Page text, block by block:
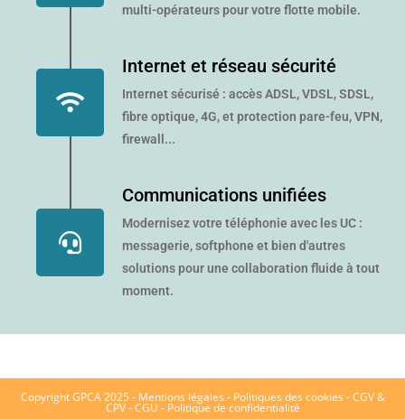
multi-opérateurs pour votre flotte mobile.
Internet et réseau sécurité
Internet sécurisé : accès ADSL, VDSL, SDSL,
fibre optique, 4G, et protection pare-feu, VPN,
firewall...
Communications unifiées
Modernisez votre téléphonie avec les UC :
messagerie, softphone et bien d'autres
solutions pour une collaboration fluide à tout
moment.
Copyright GPCA 2025 - Mentions légales - Politiques des cookies -CGV &
CPV - CGU - Politique de confidentialité